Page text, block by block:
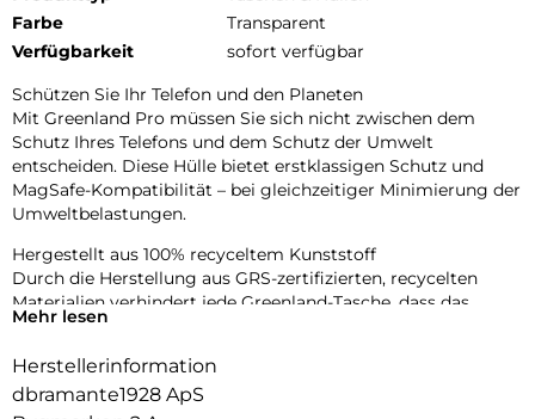
Farbe
Transparent
Verfügbarkeit
sofort verfügbar
Schützen Sie Ihr Telefon und den Planeten
Mit Greenland Pro müssen Sie sich nicht zwischen dem
Schutz Ihres Telefons und dem Schutz der Umwelt
entscheiden. Diese Hülle bietet erstklassigen Schutz und
MagSafe-Kompatibilität – bei gleichzeitiger Minimierung der
Umweltbelastungen.
Hergestellt aus 100% recyceltem Kunststoff
Durch die Herstellung aus GRS-zertifizierten, recycelten
Materialien verhindert jede Greenland-Tasche, dass das
Gewicht von zwei Plastikflaschen in unseren Ozeanen und
Aufprallschutz mit MagSafe-Integration
Greenland Pro bietet Aufprallschutz aus 1,2 m Höhe in einem
Mehr lesen
Herstellerinformation
dbramante1928 ApS